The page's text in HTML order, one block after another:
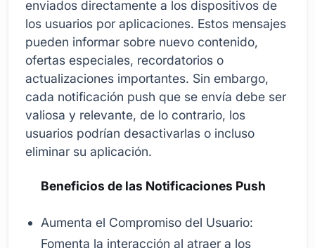
enviados directamente a los dispositivos de
los usuarios por aplicaciones. Estos mensajes
pueden informar sobre nuevo contenido,
ofertas especiales, recordatorios o
actualizaciones importantes. Sin embargo,
cada notificación push que se envía debe ser
valiosa y relevante, de lo contrario, los
usuarios podrían desactivarlas o incluso
eliminar su aplicación.
Beneficios de las Notificaciones Push
Aumenta el Compromiso del Usuario:
Fomenta la interacción al atraer a los